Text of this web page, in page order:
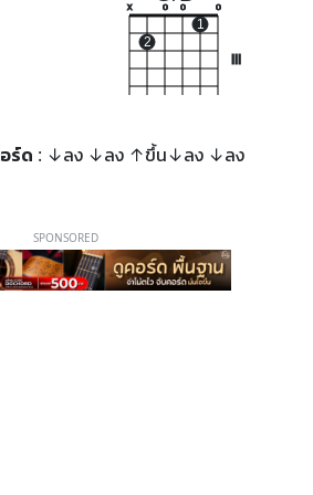
x
2
o o
1
o
ร์ด : ↓ลง ↓ลง ↑ขึ้น↓ลง ↓ลง
SPONSORED